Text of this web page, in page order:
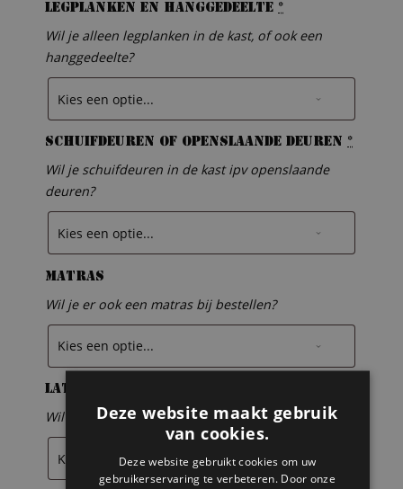
Legplanken en hanggedeelte *
Wil je alleen legplanken in de kast, of ook een
hanggedeelte?
Schuifdeuren of openslaande deuren *
Wil je schuifdeuren in de kast ipv openslaande
deuren?
Matras
Wil je er ook een matras bij bestellen?
Lattenbodem
Wil je er ook een lattenbodem bij bestellen?
Deze website maakt gebruik
van cookies.
Deze website gebruikt cookies om uw
gebruikerservaring te verbeteren. Door onze